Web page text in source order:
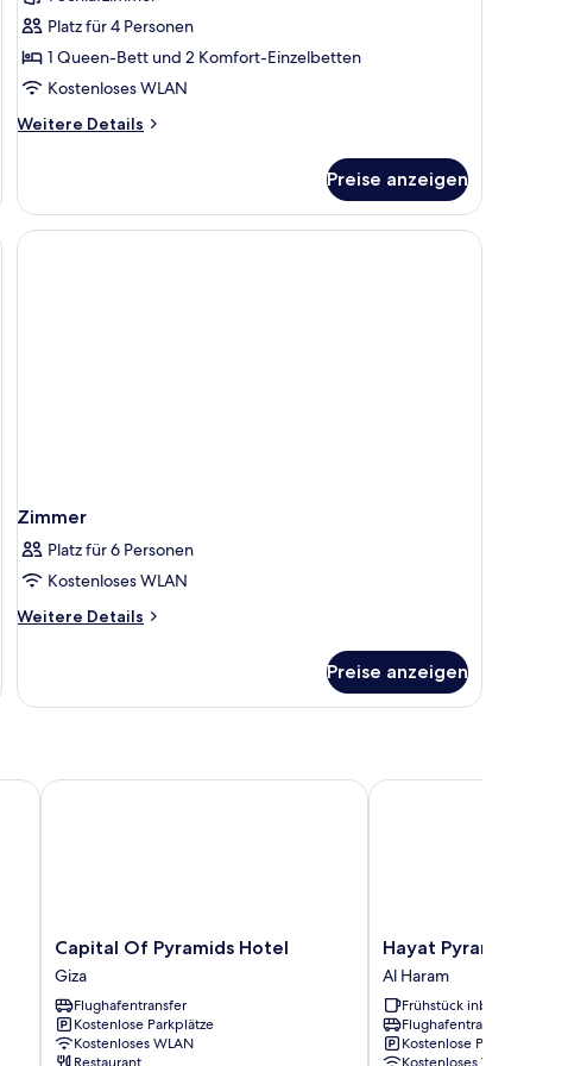
Vierbettzimmer
anzeigen
Platz für 4 Personen
1 Queen-Bett und 2 Komfort-Einzelbetten
Kostenloses WLAN
Weitere Details
Weitere
Vierbettzimmer
Preise anzeigen
Zimmer
Platz für 6 Personen
Kostenloses WLAN
Weitere Details
Weitere
Preise anzeigen
Capital
Of
Pyramids
Hotel
Giza
Capital Of Pyramids Hotel
Giza
Flughafentransfer
Kostenlose Parkplätze
Kostenloses WLAN
Restaurant
Capital Of Pyramids Hotel
Hayat
Pyramids
View
Hotel
Al
Haram
Hayat Pyramids
Al Haram
Frühstück inbegriffen
Flughafentransfer
Kostenlose Parkplätze
Kostenloses WLAN
Hayat Pyramids View